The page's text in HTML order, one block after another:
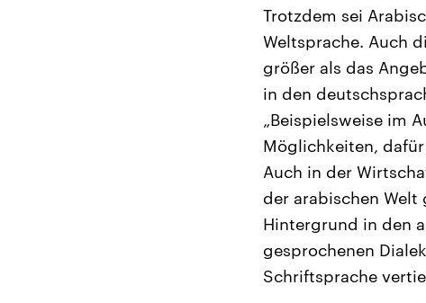
Trotzdem sei
Weltsprache. Auch
größer als das
in den
„Beispielsweise im
Möglichkeiten,
Auch in der
der arabischen
Hintergrund in den
gesprochenen
Schriftsprache